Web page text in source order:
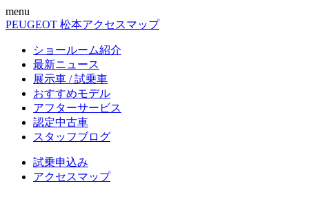
menu
PEUGEOT 松本アクセスマップ
ショールーム紹介
最新ニュース
展示車 / 試乗車
おすすめモデル
アフターサービス
認定中古車
スタッフブログ
試乗申込み
アクセスマップ